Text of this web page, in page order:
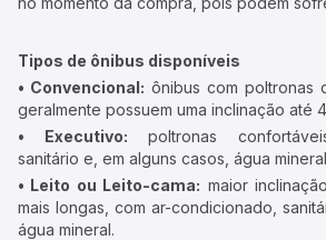
Tipos de ônibus disponíveis
• Convencional: ônibus com poltronas
geralmente possuem uma inclinação até
• Executivo: poltronas
sanitário e, em alguns casos, água
• Leito ou Leito-cama: maior
mais longas, com ar-condicionado,
água mineral.